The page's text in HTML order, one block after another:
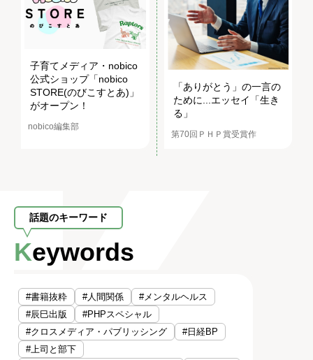
子育てメディア・nobico
公式ショップ「nobico
STORE(のびこすとあ)」
がオープン！
nobico編集部
「ありがとう」の一言の
ために...エッセイ「生き
る」
第70回ＰＨＰ賞受賞作
話題のキーワード
Keywords
#書籍抜粋 #人間関係
#メンタルヘルス
#辰巳出版
#PHPスペシャル
#クロスメディア・パブリッシング
#日経BP
#上司と部下